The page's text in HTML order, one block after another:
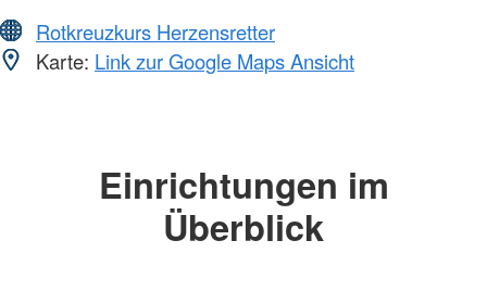
Rotkreuzkurs Herzensretter
Karte: Link zur Google Maps Ansicht
Einrichtungen im
Überblick